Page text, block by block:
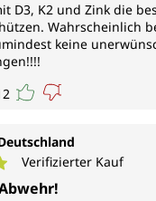
D3, K2 und Zink die
Wahrscheinlich
keine
Bewertung von
Verifizierter Kauf